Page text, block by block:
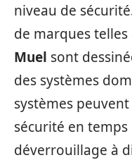
niveau de
de marques telles
Muel sont
des systèmes
systèmes
sécurité en
déverrouillage à